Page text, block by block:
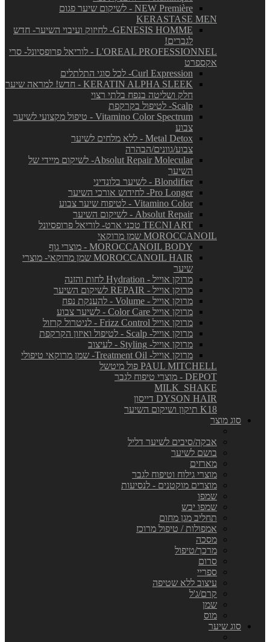
NEW Première - לשיקום שיער פגום
KERASTASE MEN
GENESIS HOMME- לחיזוק ועיבוי השיער- חדש
לגברים!
L'OREAL PROFESSIONNEL - לוריאל פרופסיונל- סרי
אקספרט
Curl Expression- לכל סוגי התלתלים
KERATIN ALPHA SLEEK - חדש! למראה שיער
חלק ושליטה בנפח בלתי רצוי
Scalp- לטיפול בקרקפת
Vitamino Color Spectrum - טיפול מקצועי לשיער
צבוע
Metal Detox - ללא מלחים לשיער
צבוע/גוונים/הבהרה
Absolut Repair Molecular- לשיקום מיידי של
השיער
Blondifier - לשיער בלונדיני
Pro Longer- לחידוש אורכי השיער
Vitamino Color - לטיפוח שיער צבוע
Absolut Repair - לשיקום השיער
TECNI ART טכני ארט- לוריאל פרופסיונל
MOROCCANOIL שמן מרוקאי
MOROCCANOIL BODY - מוצרי גוף
MOROCCANOIL HAIR שמן מרוקאי- מוצרי
שיער
מרוקן אוייל - Hydration לחות והזנה
מרוקן אוייל - REPAIR לשיקום השיער
מרוקן אוייל - Volume - להענקת נפח
מרוקן אוייל Color Care - לשיער צבוע
מרוקן אוייל Frizz Control - לניטרול קרזול
מרוקן אוייל- Scalp - לטיפול ואיזון הקרקפת
מרוקן אוייל- Styling - לעיצוב
מרוקן אוייל- Treatment Oil- שמן מרוקאי טיפולי
PAUL MITCHELL פול מיטשל
DEPOT - מוצרי טיפוח לגבר
MILK_SHAKE
DYSON HAIR דייסון
K18 תיקון ושיקום השיער
סוג מוצר
אבקה/סיבים לשיער דליל
בושם לשיער
מארזים
מוצרי גילוח וטיפוח לגבר
מוצרים מוקטנים - לנסיעות
שמפו
שמפו יבש
תחליב מגן מחום
אמפולות / טיפול מרוכז
מסכה
מרכך/טיפול
סרום
ספריי
עיצוב ללא שטיפה
קרם/ג'ל
שמן
מוס
סוג שיער